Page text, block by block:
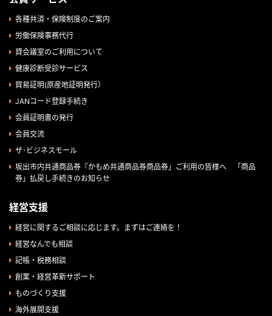
各種共済・保険制度のご案内
労働保険事務代行
貸会議室のご利用について
健康診断受診サービス
貿易証明(原産地証明発行）
JANコード登録手続き
会員証明書の発行
会員交流
ザ･ビジネスモール
坂出市内共通商品券『かもめ共通商品券商品券」ご利用の皆様へ 「商品
券」払戻し手続きのお知らせ
経営支援
経営に関するご相談に応じます。まずはご連絡を！
経営なんでも相談
記帳・税務相談
創業・経営革新サポート
ものづくり支援
海外展開支援